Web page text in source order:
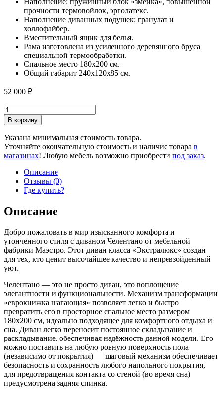
Наполнение: пружинный блок «змейка», повышенной
прочности термовойлок, эрголатекс.
Наполнение диванных подушек: гранулат и
холлофайбер.
Вместительный ящик для белья.
Рама изготовлена из усиленного деревянного бруса
специальной термообработки.
Спальное место 180х200 см.
Общий габарит 240х120х85 см.
52 000 ₽
Количество
товара
Диван
Челентано
прямой
В корзину
Указана минимальная стоимость товара.
Уточняйте окончательную стоимость и наличие товара в
магазинах! Любую мебель возможно приобрести под заказ.
Описание
Отзывы (0)
Где купить?
Описание
Добро пожаловать в мир изысканного комфорта и
утонченного стиля с диваном Челентано от мебельной
фабрики Маэстро. Этот диван класса «Экстралюкс» создан
для тех, кто ценит высочайшее качество и непревзойденный
уют.
Челентано — это не просто диван, это воплощение
элегантности и функциональности. Механизм трансформации
«еврокнижка шагающая» позволяет легко и быстро
превратить его в просторное спальное место размером
180х200 см, идеально подходящее для комфортного отдыха и
сна. Диван легко переносит постоянное складывание и
раскладывание, обеспечивая надёжность данной модели. Его
можно поставить на любую ровную поверхность пола
(независимо от покрытия) — шаговый механизм обеспечивает
безопасность и сохранность любого напольного покрытия,
для предотвращения контакта со стеной (во время сна)
предусмотрена задняя спинка.